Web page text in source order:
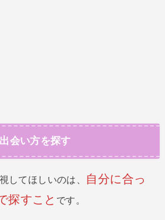
会い方を探す
してほしいのは、 自分に合っ
探すこと です。